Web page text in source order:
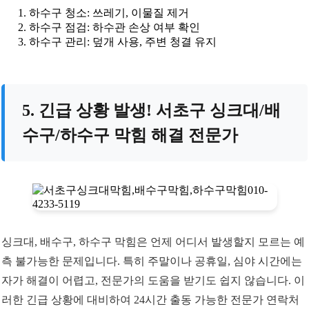
하수구 청소: 쓰레기, 이물질 제거
하수구 점검: 하수관 손상 여부 확인
하수구 관리: 덮개 사용, 주변 청결 유지
5. 긴급 상황 발생! 서초구 싱크대/배
수구/하수구 막힘 해결 전문가
싱크대, 배수구, 하수구 막힘은 언제 어디서 발생할지 모르는 예
측 불가능한 문제입니다. 특히 주말이나 공휴일, 심야 시간에는
자가 해결이 어렵고, 전문가의 도움을 받기도 쉽지 않습니다. 이
러한 긴급 상황에 대비하여 24시간 출동 가능한 전문가 연락처